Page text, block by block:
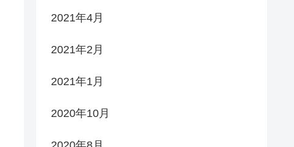
2021年4月
2021年2月
2021年1月
2020年10月